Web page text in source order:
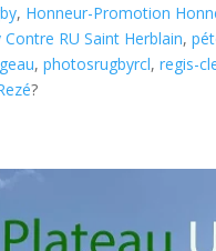
, Honneur-Promotion
RU Saint Herblain,
,photosrugbyrcl,regis-
?